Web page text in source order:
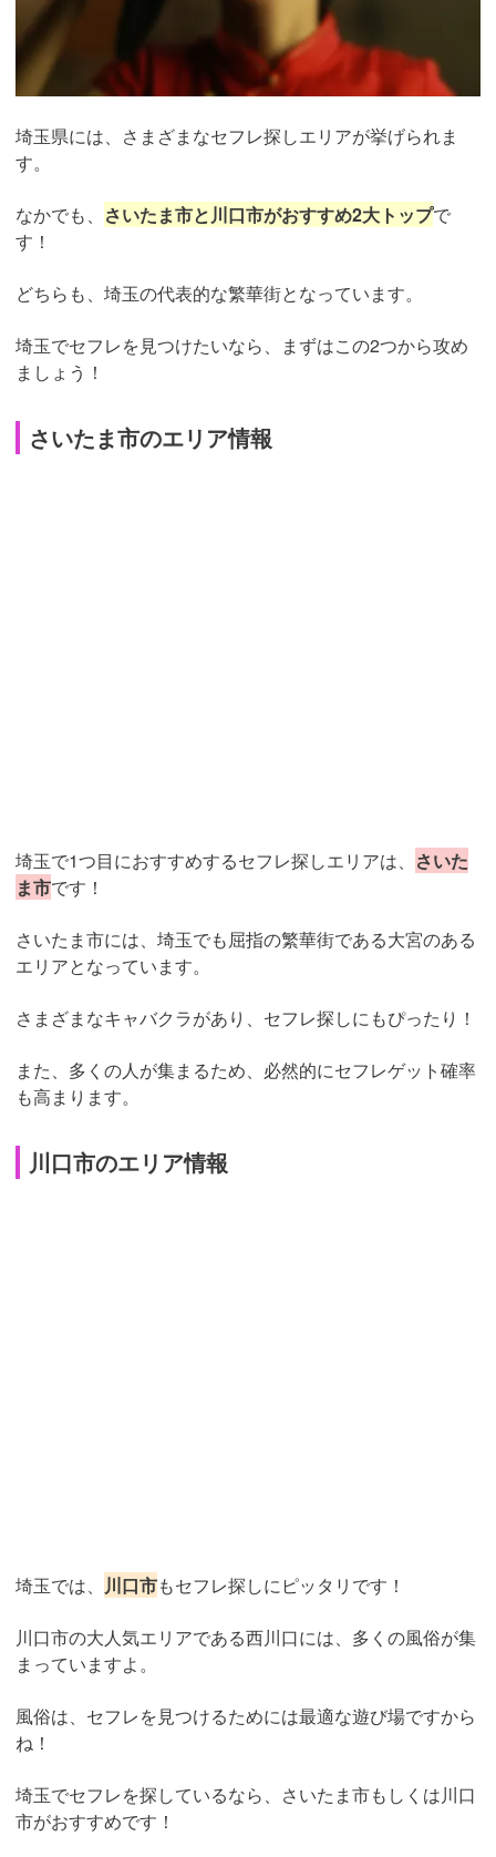
埼玉県には、さまざまなセフレ探しエリアが挙げられま
す。
なかでも、 さいたま市と川口市がおすすめ2大トップで
す！
どちらも、埼玉の代表的な繁華街となっています。
埼玉でセフレを見つけたいなら、まずはこの2つから攻め
ましょう！
さいたま市のエリア情報
埼玉で1つ目におすすめするセフレ探しエリアは、 さいた
ま市です！
さいたま市には、埼玉でも屈指の繁華街である大宮のある
エリアとなっています。
さまざまなキャバクラがあり、セフレ探しにもぴったり！
また、多くの人が集まるため、必然的にセフレゲット確率
も高まります。
川口市のエリア情報
埼玉では、 川口市もセフレ探しにピッタリです！
川口市の大人気エリアである西川口には、多くの風俗が集
まっていますよ。
風俗は、セフレを見つけるためには最適な遊び場ですから
ね！
埼玉でセフレを探しているなら、さいたま市もしくは川口
市がおすすめです！